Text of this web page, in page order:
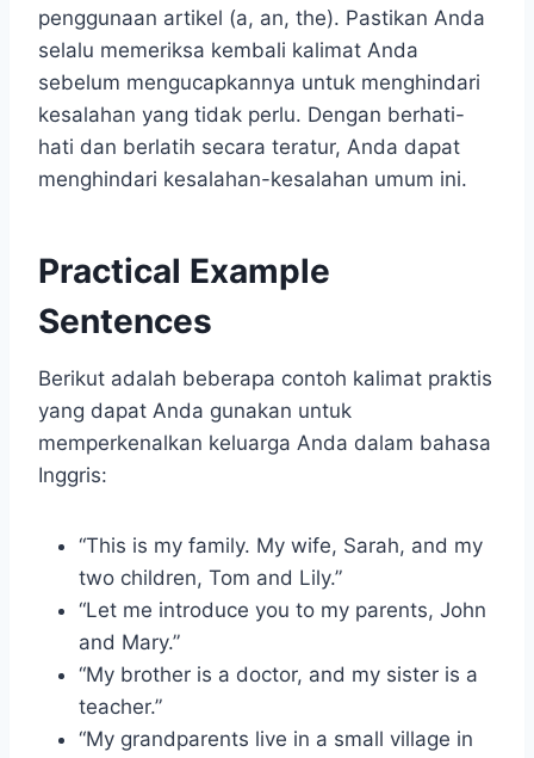
penggunaan artikel (a, an, the). Pastikan Anda
selalu memeriksa kembali kalimat Anda
sebelum mengucapkannya untuk menghindari
kesalahan yang tidak perlu. Dengan berhati-
hati dan berlatih secara teratur, Anda dapat
menghindari kesalahan-kesalahan umum ini.
Practical Example
Sentences
Berikut adalah beberapa contoh kalimat praktis
yang dapat Anda gunakan untuk
memperkenalkan keluarga Anda dalam bahasa
Inggris:
“This is my family. My wife, Sarah, and my
two children, Tom and Lily.”
“Let me introduce you to my parents, John
and Mary.”
“My brother is a doctor, and my sister is a
teacher.”
“My grandparents live in a small village in